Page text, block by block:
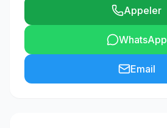
Appeler
WhatsApp
Email